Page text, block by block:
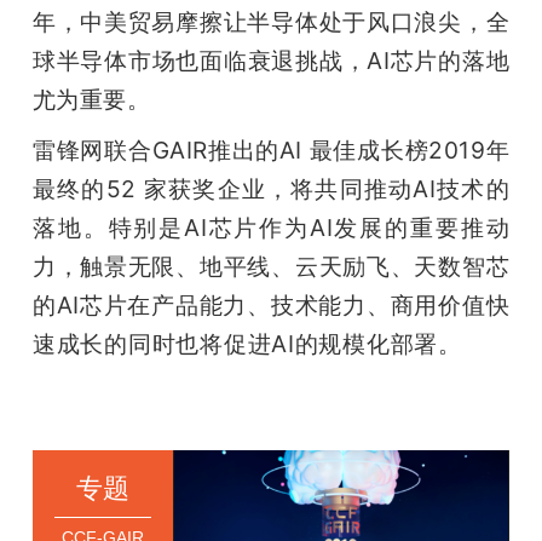
年，中美贸易摩擦让半导体处于风口浪尖，全
球半导体市场也面临衰退挑战，AI芯片的落地
尤为重要。
雷锋网联合GAIR推出的AI 最佳成长榜2019年
最终的52 家获奖企业，将共同推动AI技术的
落地。特别是AI芯片作为AI发展的重要推动
力，触景无限、地平线、云天励飞、天数智芯
的AI芯片在产品能力、技术能力、商用价值快
速成长的同时也将促进AI的规模化部署。
专题
CCF-GAIR